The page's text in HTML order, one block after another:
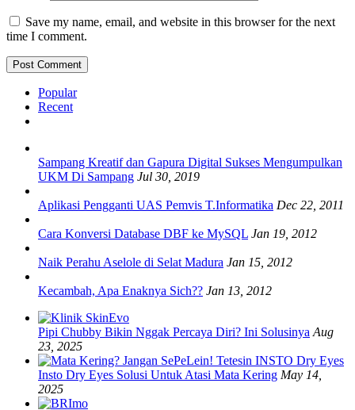
Save my name, email, and website in this browser for the next
time I comment.
Popular
Recent
Sampang Kreatif dan Gapura Digital Sukses Mengumpulkan
UKM Di Sampang Jul 30, 2019
Aplikasi Pengganti UAS Pemvis T.Informatika Dec 22, 2011
Cara Konversi Database DBF ke MySQL Jan 19, 2012
Naik Perahu Aselole di Selat Madura Jan 15, 2012
Kecambah, Apa Enaknya Sich?? Jan 13, 2012
Pipi Chubby Bikin Nggak Percaya Diri? Ini Solusinya Aug
23, 2025
Insto Dry Eyes Solusi Untuk Atasi Mata Kering May 14,
2025